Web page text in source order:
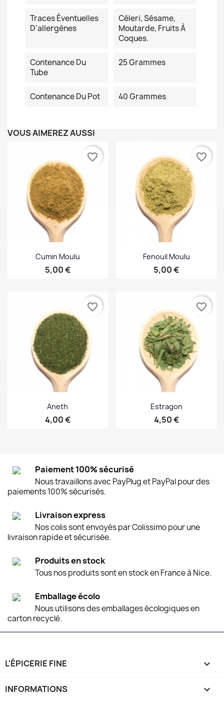
Traces Éventuelles
D'allergènes
Céleri, Sésame,
Moutarde, Fruits À
Coques.
Contenance Du
Tube
25 Grammes
Contenance Du Pot 40 Grammes
VOUS AIMEREZ AUSSI
Cumin Moulu
Prix
5,00 €
favorite_border
Fenouil Moulu
Prix
5,00 €
favorite_border
Aneth
Prix
4,00 €
favorite_border
Estragon
Prix
4,50 €
favorite_border
Paiement 100% sécurisé
Nous travaillons avec PayPlug et PayPal pour des
paiements 100% sécurisés.
Livraison express
Nos colis sont envoyés par Colissimo pour une
livraison rapide et sécurisée.
Produits en stock
Tous nos produits sont en stock en France à Nice.
Emballage écolo
Nous utilisons des emballages écologiques en
carton recyclé.
L'ÉPICERIE FINE 
INFORMATIONS 